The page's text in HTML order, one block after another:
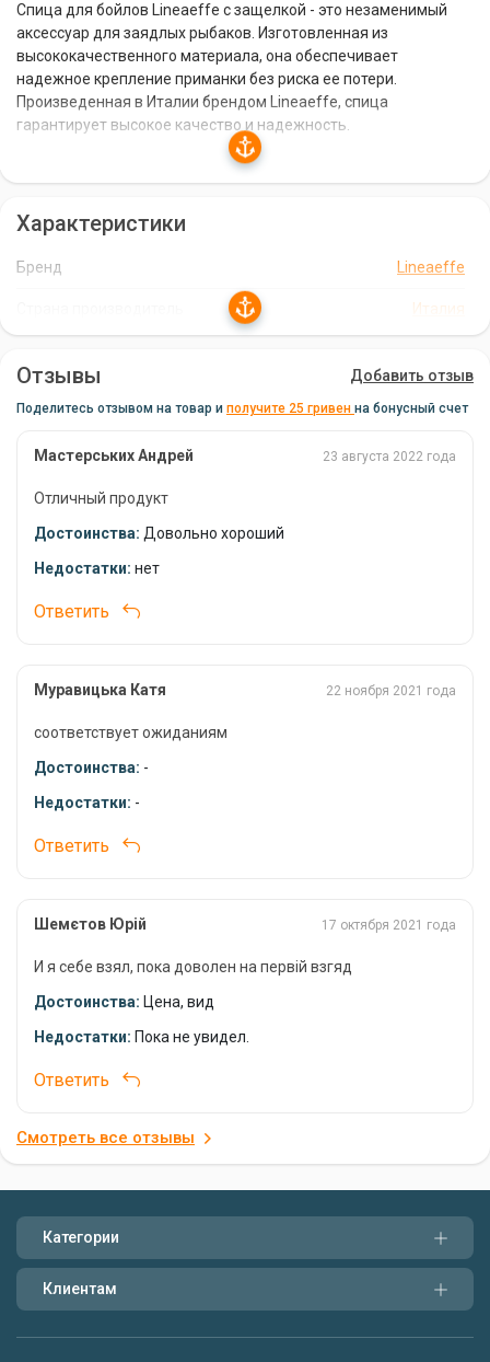
Спица для бойлов Lineaeffe с защелкой - это незаменимый
аксессуар для заядлых рыбаков. Изготовленная из
высококачественного материала, она обеспечивает
надежное крепление приманки без риска ее потери.
Произведенная в Италии брендом Lineaeffe, спица
гарантирует высокое качество и надежность.
Преимущества спицы для бойлов Lineaeffe с
Высокое качество и надежность, гарантированные
брендом Lineaeffe.
Использование спицы для бойлов Lineaeffe с
защелкой:
Забросьте спицу с бойлом в воду.
Спица для бойлов Lineaeffe с защелкой - ваш
Характеристики
Бренд Lineaeffe
Италия
Отзывы Добавить отзыв
Поделитесь отзывом на товар и получите 25 гривен на бонусный счет
Мастерських Андрей 23 августа 2022 года
Отличный продукт
Достоинства: Довольно хороший
Недостатки: нет
Ответить
Муравицька Катя 22 ноября 2021 года
соответствует ожиданиям
Достоинства: -
Недостатки: -
Ответить
Шемєтов Юрій 17 октября 2021 года
И я себе взял, пока доволен на первій взгяд
Достоинства: Цена, вид
Недостатки: Пока не увидел.
Ответить
Смотреть все отзывы
Категории
Клиентам